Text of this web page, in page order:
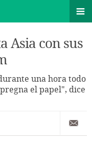
Asia con sus
una hora todo
el papel", dice